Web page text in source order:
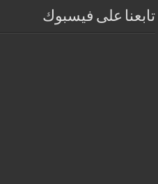
تابعنا على فيسبوك